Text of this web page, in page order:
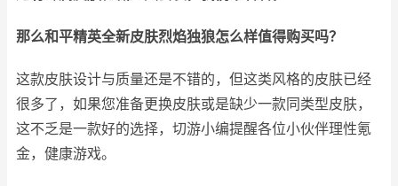
那么和平精英全新皮肤烈焰独狼怎么样值得购买吗？
这款皮肤设计与质量还是不错的，但这类风格的皮肤已经
很多了，如果您准备更换皮肤或是缺少一款同类型皮肤，
这不乏是一款好的选择，切游小编提醒各位小伙伴理性氪
金，健康游戏。